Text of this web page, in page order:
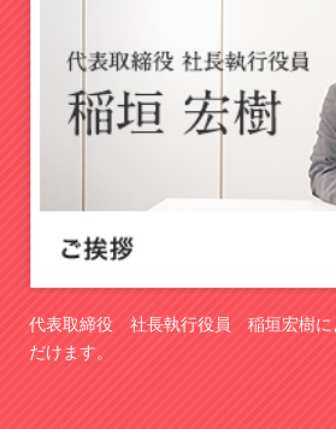
代表取締役 社長執行役員 稲垣宏樹に
だけます。